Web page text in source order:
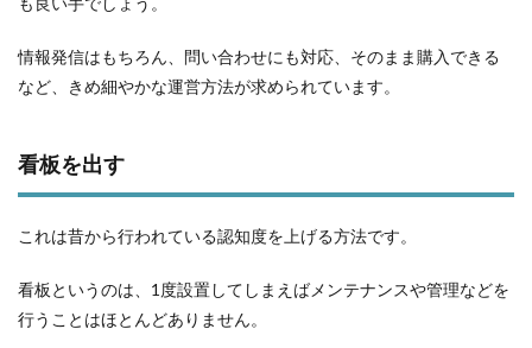
情報発信はもちろん、問い合わせにも対応、そのまま購入できる
など、きめ細やかな運営方法が求められています。
看板を出す
これは昔から行われている認知度を上げる方法です。
看板というのは、1度設置してしまえばメンテナンスや管理などを
行うことはほとんどありません。